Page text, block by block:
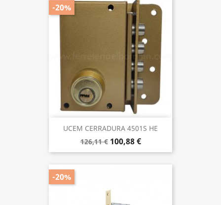
UCEM CERRADURA 4501S HE
126,11 € 100,88 €
-20%
-20%